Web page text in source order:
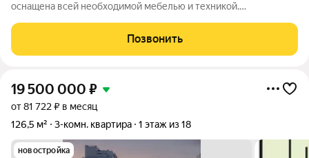
оснащена всей необходимой мебелью и техникой.
комфорт-класса. Лоджия с панорамным остеклением. Чистый
подъезд, хорошие доброжелательные соседи. Дом
Позвонить
19 500 000 ₽
от 81 722 ₽ в месяц
126,5 м²
3-комн. квартира 1 этаж из 18
новостройка